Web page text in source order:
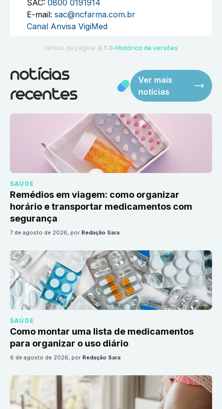
SAC: 0800 0191914
E-mail: sac@ncfarma.com.br
Canal Anvisa VigiMed
Versão da página: 0.1.0 ●Histórico de versões
notícias
recentes
Ver mais
notícias
SAÚDE
Remédios em viagem: como organizar
horário e transportar medicamentos com
segurança
7 de agosto de 2026, por Redação Sara
SAÚDE
Como montar uma lista de medicamentos
para organizar o uso diário
6 de agosto de 2026, por Redação Sara